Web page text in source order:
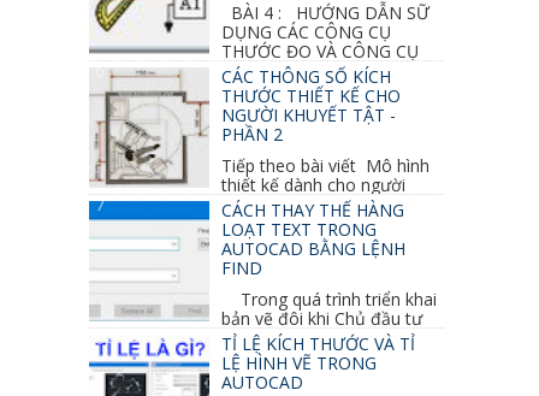
BÀI 4 : HƯỚNG DẪN SỮ
DỤNG CÁC CÔNG CỤ
THƯỚC ĐO VÀ CÔNG CỤ
GHI CHỮ 2D, 3D TRONG SKETCHUP Ở bài
học trước ta đã...
CÁC THÔNG SỐ KÍCH
THƯỚC THIẾT KẾ CHO
NGƯỜI KHUYẾT TẬT -
PHẦN 2
Tiếp theo bài viết Mô hình
thiết kế dành cho người
khuyết tật ở phần 1 chúng ta cùng tìm hiểu
thêm các vấn đề và...
CÁCH THAY THẾ HÀNG
LOẠT TEXT TRONG
AUTOCAD BẰNG LỆNH
FIND
Trong quá trình triển khai
bản vẽ đôi khi Chủ đầu tư
thay đổi thiết kế hoặc do bản vẽ mình ghi chú
sai mục nào đó...
TỈ LỆ KÍCH THƯỚC VÀ TỈ
LỆ HÌNH VẼ TRONG
AUTOCAD